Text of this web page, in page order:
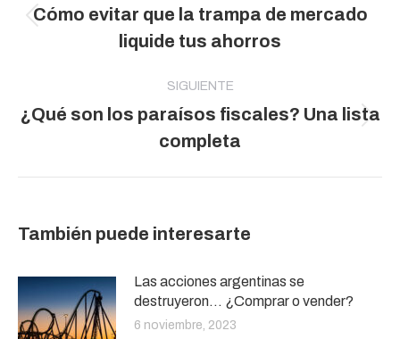
publicaciones Publicación
anterior:
Cómo evitar que la trampa de mercado
liquide tus ahorros
SIGUIENTE
Publicación
siguiente:
¿Qué son los paraísos fiscales? Una lista
completa
También puede interesarte
Las acciones argentinas se
destruyeron… ¿Comprar o vender?
6 noviembre, 2023